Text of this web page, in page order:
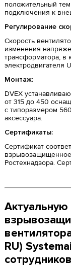
положительный
подключения к
Регулирование
Скорость
изменения
трансформатора, в
электродвигателя
Монтаж:
DVEX
от 315 до 450
с типоразмером
аксессуара.
Сертификаты:
Сертификат
Ростехнадзора.
Актуальную
RU)